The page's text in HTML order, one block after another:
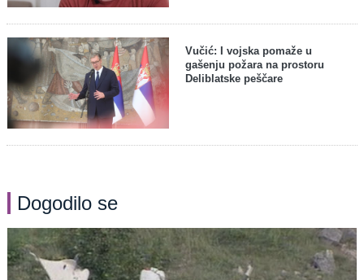
Vučić: I vojska pomaže u
gašenju požara na prostoru
Deliblatske peščare
Dogodilo se